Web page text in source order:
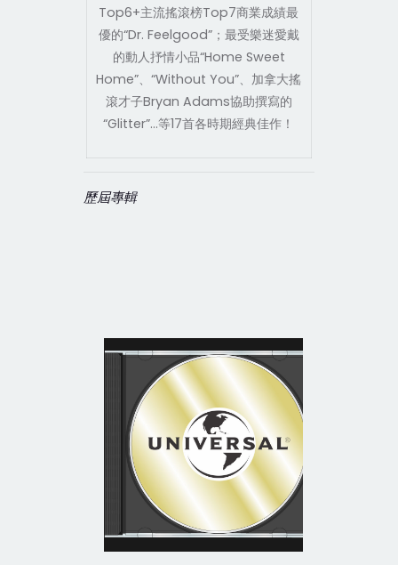
Top6+主流搖滾榜Top7商業成績最
優的“Dr. Feelgood”；最受樂迷愛戴
的動人抒情小品“Home Sweet
Home”、“Without You”、加拿大搖
滾才子Bryan Adams協助撰寫的
“Glitter”…等17首各時期經典佳作！
歷屆專輯